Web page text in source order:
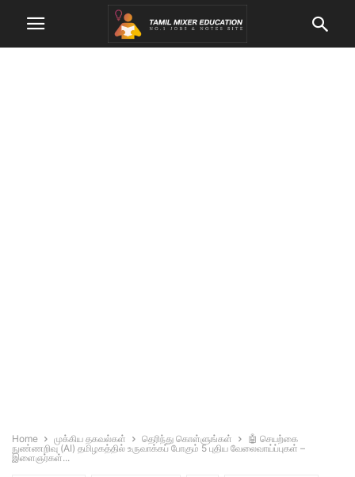
Home முக்கிய தகவல்கள் தெரிந்து கொள்ளுங்கள்
🤖 செயற்கை
நுண்ணறிவு (AI) தமிழகத்தில் உருவாக்கப் போகும் 5 புதிய வேலைவாய்ப்புகள் –
இளைஞர்கள்...